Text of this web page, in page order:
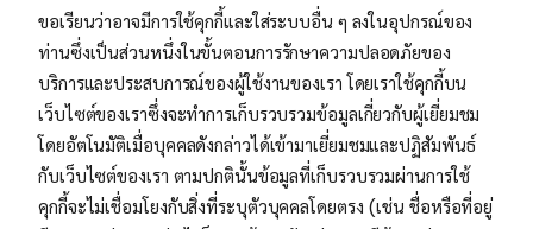
ขอเรียนว่าอาจมีการใช้คุกกี้และใส่ระบบอื่น ๆ ลงในอุปกรณ์ของ
ท่านซึ่งเป็นส่วนหนึ่งในขั้นตอนการรักษาความปลอดภัยของ
บริการและประสบการณ์ของผู้ใช้งานของเรา โดยเราใช้คุกกี้บน
เว็บไซต์ของเราซึ่งจะทำการเก็บรวบรวมข้อมูลเกี่ยวกับผู้เยี่ยมชม
โดยอัตโนมัติเมื่อบุคคลดังกล่าวได้เข้ามาเยี่ยมชมและปฏิสัมพันธ์
กับเว็บไซต์ของเรา ตามปกตินั้นข้อมูลที่เก็บรวบรวมผ่านการใช้
คุกกี้จะไม่เชื่อมโยงกับสิ่งที่ระบุตัวบุคคลโดยตรง (เช่น ชื่อหรือที่อยู่